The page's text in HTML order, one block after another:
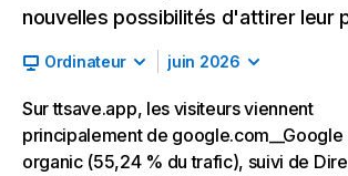
nouvelles possibilités d'attirer leur
Ordinateur juin 2026
Sur ttsave.app, les visiteurs viennent
principalement de google.com__Google
organic (55,24 % du trafic), suivi de